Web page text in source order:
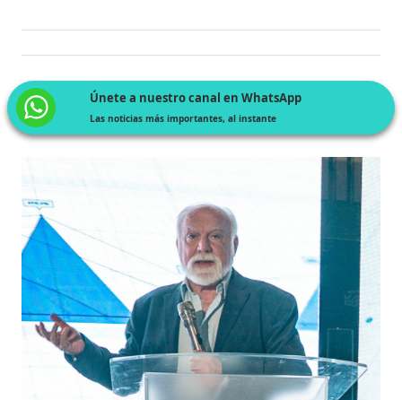
Únete a nuestro canal en WhatsApp
Las noticias más importantes, al instante